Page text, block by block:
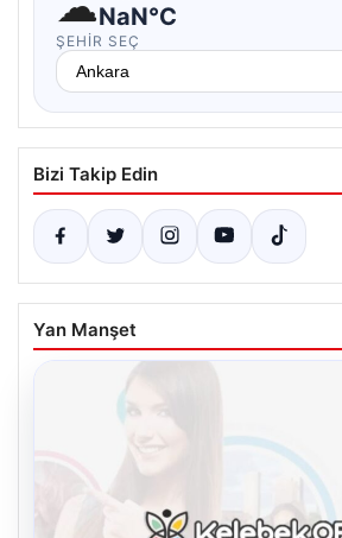
NaN°C
ŞEHIR SEÇ
Bizi Takip Edin
Yan Manşet